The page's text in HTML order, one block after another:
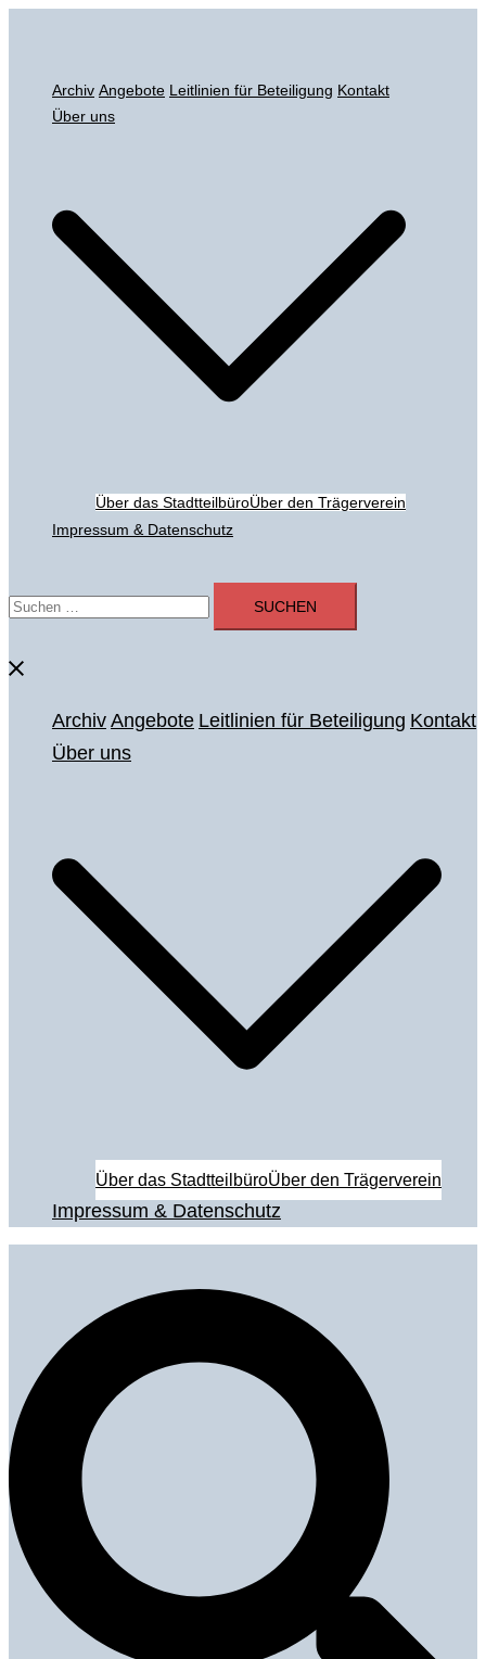
Archiv Angebote Leitlinien für Beteiligung Kontakt
Über uns
Über das StadtteilbüroÜber den Trägerverein
Impressum & Datenschutz
Suchen
nach:
Menü
Archiv Angebote Leitlinien für Beteiligung Kontakt
Über uns
Über das StadtteilbüroÜber den Trägerverein
Impressum & Datenschutz